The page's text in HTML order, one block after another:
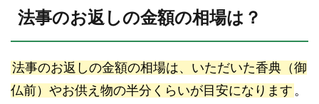
法事のお返しの金額の相場は？
法事のお返しの金額の相場は、いただいた香典（御
仏前）やお供え物の半分くらいが目安になります 。